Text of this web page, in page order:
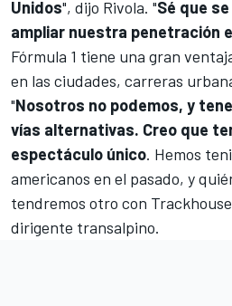
Unidos", dijo Rivola. "Sé que
ampliar nuestra penetración
Fórmula 1 tiene una gran
en las ciudades, carreras
"Nosotros no podemos, y
vías alternativas. Creo que
espectáculo único. Hemos
americanos en el pasado, y
tendremos otro con
dirigente transalpino.